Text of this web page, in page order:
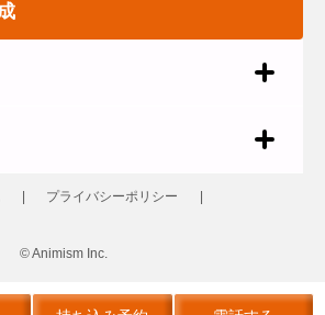
プライバシーポリシー
© Animism Inc.
フォーム